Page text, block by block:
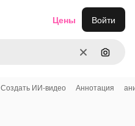
ОчиститьПоиск
Цены Войти
Создать ИИ-видео Аннотация